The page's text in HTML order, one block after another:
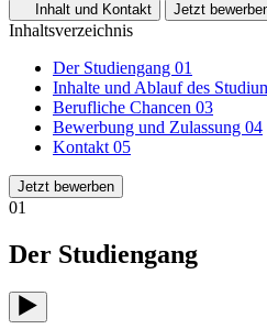
Inhalt und Kontakt Jetzt
Inhaltsverzeichnis
Der Studiengang 01
Inhalte und Ablauf des
Berufliche Chancen 03
Bewerbung und Zulassung 04
Kontakt 05
Jetzt bewerben
01
Der Studiengang